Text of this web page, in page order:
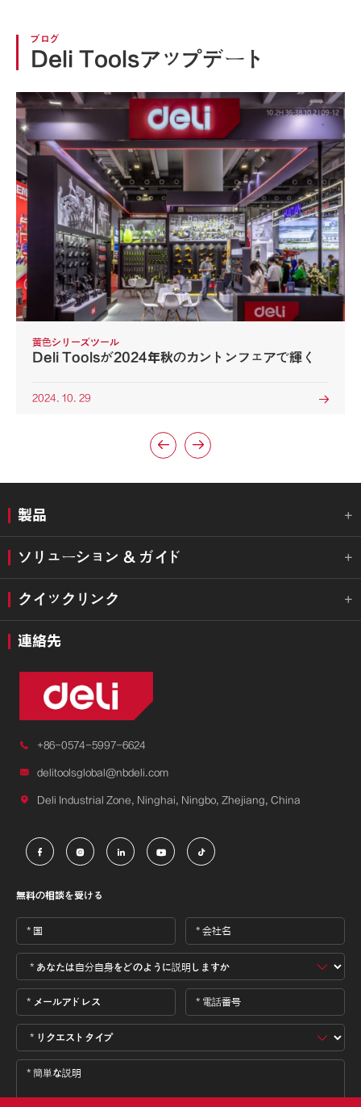
ブログ
Deli Toolsアップデート
黄色シリーズツール
Deli Toolsが2024年秋のカントンフェアで輝く
2024. 10. 29 
 
製品 
ソリューション & ガイド 
クイックリンク 
連絡先
 +86-0574-5997-6624
 delitoolsglobal@nbdeli.com
 Deli Industrial Zone, Ninghai, Ningbo, Zhejiang, China
    
無料の相談を受ける